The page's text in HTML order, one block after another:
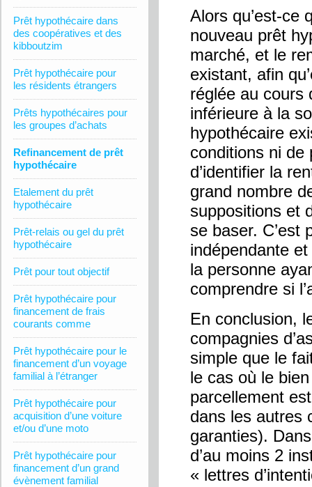
Prêt hypothécaire dans
des coopératives et des
kibboutzim
Prêt hypothécaire pour
les résidents étrangers
Prêts hypothécaires pour
les groupes d’achats
Refinancement de prêt
hypothécaire
Etalement du prêt
hypothécaire
Prêt-relais ou gel du prêt
hypothécaire
Prêt pour tout objectif
Prêt hypothécaire pour
financement de frais
courants comme
Prêt hypothécaire pour le
financement d’un voyage
familial à l’étranger
Prêt hypothécaire pour
acquisition d’une voiture
et/ou d’une moto
Prêt hypothécaire pour
financement d’un grand
évènement familial
Alors qu’est-ce
nouveau prêt
marché, et le
existant, afin
réglée au cours
inférieure à la
hypothécaire
conditions ni de
d’identifier la
grand nombre
suppositions et
se baser. C’est
indépendante
la personne
comprendre si
En conclusion,
compagnies
simple que le
le cas où le
parcellement
dans les autres
garanties).
d’au moins 2
« lettres